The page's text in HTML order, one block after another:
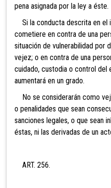
pena asignada por la ley a éste.
Si la conducta descrita en el
cometiere en contra de una
situación de vulnerabilidad por
vejez; o en contra de una
cuidado, custodia o control del
aumentará en un grado.
No se considerarán como
o penalidades que sean
sanciones legales, o que sean
éstas, ni las derivadas de un
ART. 256.